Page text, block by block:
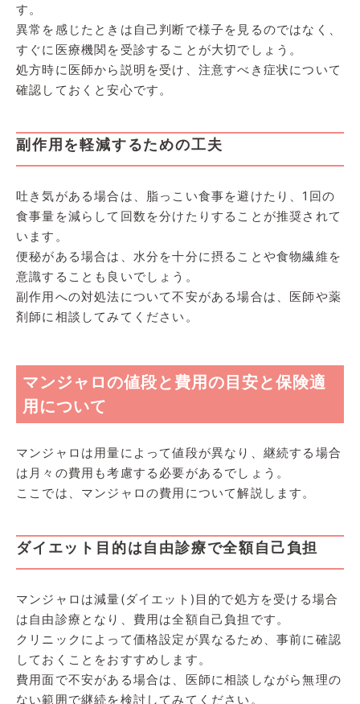
す。
異常を感じたときは自己判断で様子を見るのではなく、
すぐに医療機関を受診することが大切でしょう。
処方時に医師から説明を受け、注意すべき症状について
確認しておくと安心です。
副作用を軽減するための工夫
吐き気がある場合は、脂っこい食事を避けたり、1回の
食事量を減らして回数を分けたりすることが推奨されて
います。
便秘がある場合は、水分を十分に摂ることや食物繊維を
意識することも良いでしょう。
副作用への対処法について不安がある場合は、医師や薬
剤師に相談してみてください。
マンジャロの値段と費用の目安と保険適
用について
マンジャロは用量によって値段が異なり、継続する場合
は月々の費用も考慮する必要があるでしょう。
ここでは、マンジャロの費用について解説します。
ダイエット目的は自由診療で全額自己負担
マンジャロは減量(ダイエット)目的で処方を受ける場合
は自由診療となり、費用は全額自己負担です。
クリニックによって価格設定が異なるため、事前に確認
しておくことをおすすめします。
費用面で不安がある場合は、医師に相談しながら無理の
ない範囲で継続を検討してみてください。